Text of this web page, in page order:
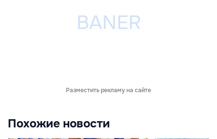
Разместить рекламу на сайте
Похожие новости